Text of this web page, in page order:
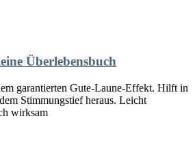
Überlebensbuch
garantierten Gute-Laune-Effekt. Hilft in
Stimmungstief heraus. Leicht
wirksam